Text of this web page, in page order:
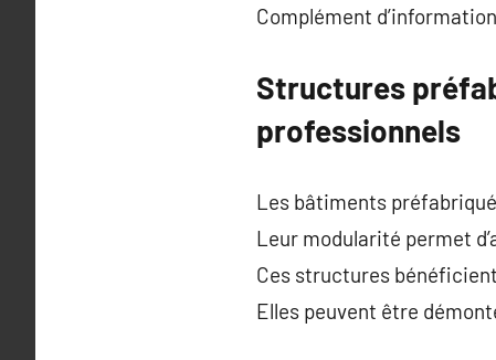
Complément
Structures
professionnels
Les bâtiments
Leur modularité permet
Ces structures
Elles peuvent être